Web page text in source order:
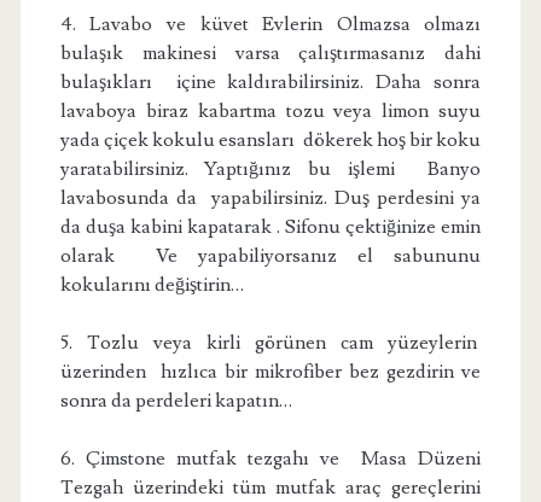
4. Lavabo ve küvet Evlerin Olmazsa olmazı
bulaşık makinesi varsa çalıştırmasanız dahi
bulaşıkları içine kaldırabilirsiniz. Daha sonra
lavaboya biraz kabartma tozu veya limon suyu
yada çiçek kokulu esansları dökerek hoş bir koku
yaratabilirsiniz. Yaptığınız bu işlemi Banyo
lavabosunda da yapabilirsiniz. Duş perdesini ya
da duşa kabini kapatarak . Sifonu çektiğinize emin
olarak Ve yapabiliyorsanız el sabununu
kokularını değiştirin…
5. Tozlu veya kirli görünen cam yüzeylerin
üzerinden hızlıca bir mikrofiber bez gezdirin ve
sonra da perdeleri kapatın…
6. Çimstone mutfak tezgahı ve Masa Düzeni
Tezgah üzerindeki tüm mutfak araç gereçlerini